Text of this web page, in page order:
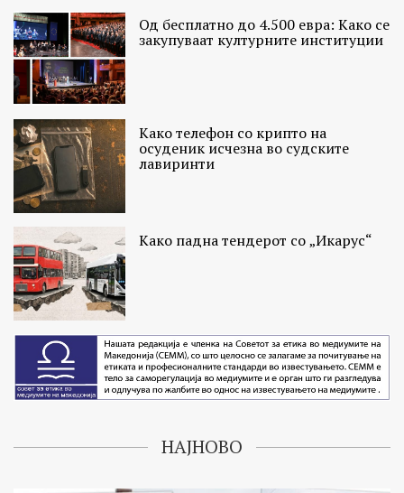
Од бесплатно до 4.500 евра: Како се
закупуваат културните институции
Како телефон со крипто на
осуденик исчезна во судските
лавиринти
Како падна тендерот со „Икарус“
НАЈНОВО